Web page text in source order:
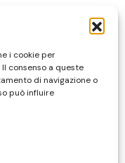
i cookie per
consenso a queste
di navigazione o
può influire